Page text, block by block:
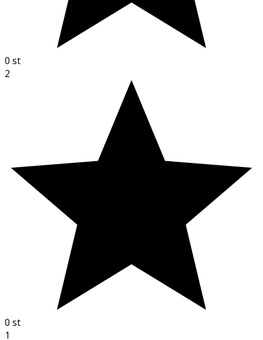
0 st
2
0 st
1